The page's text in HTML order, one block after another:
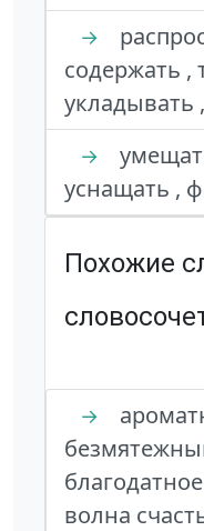
→
содержать ,
укладывать
→
уснащать ,
Похожие
→
волна